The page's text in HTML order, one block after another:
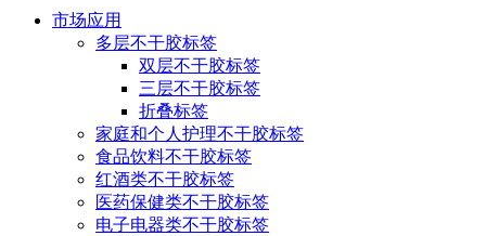
市场应用
多层不干胶标签
双层不干胶标签
三层不干胶标签
折叠标签
家庭和个人护理不干胶标签
食品饮料不干胶标签
红酒类不干胶标签
医药保健类不干胶标签
电子电器类不干胶标签